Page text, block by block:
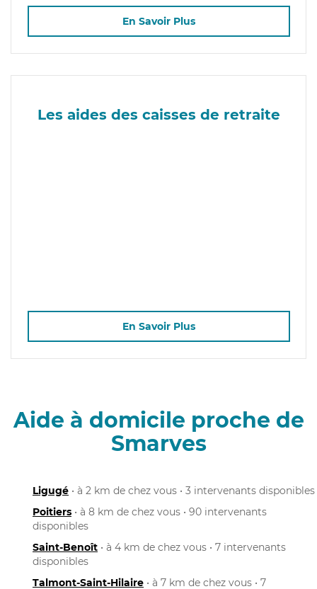
En Savoir Plus
Les aides des caisses de retraite
En Savoir Plus
Aide à domicile proche de
Smarves
Ligugé • à 2 km de chez vous • 3 intervenants disponibles
Poitiers • à 8 km de chez vous • 90 intervenants
disponibles
Saint-Benoît • à 4 km de chez vous • 7 intervenants
disponibles
Talmont-Saint-Hilaire • à 7 km de chez vous • 7